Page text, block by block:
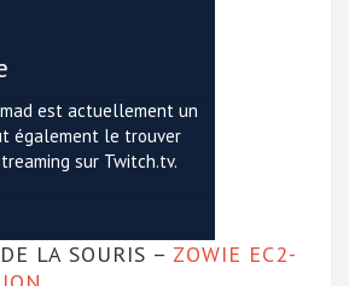
est actuellement un
également le trouver
sur Twitch.tv.
LA SOURIS – ZOWIE EC2-